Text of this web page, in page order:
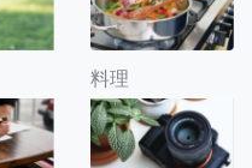
料理